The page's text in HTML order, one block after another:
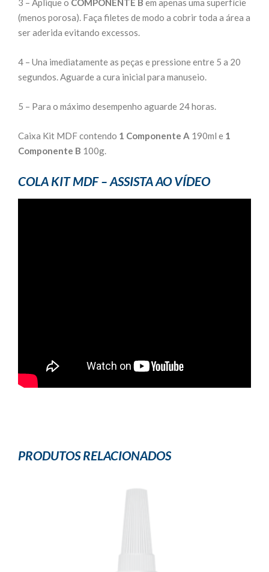
3 – Aplique o COMPONENTE B em apenas uma superfície
(menos porosa). Faça filetes de modo a cobrir toda a área a
ser aderida evitando excessos.
4 – Una imediatamente as peças e pressione entre 5 a 20
segundos. Aguarde a cura inicial para manuseio.
5 – Para o máximo desempenho aguarde 24 horas.
Caixa Kit MDF contendo 1 Componente A 190ml e 1
Componente B 100g.
COLA KIT MDF – ASSISTA AO VÍDEO
PRODUTOS RELACIONADOS